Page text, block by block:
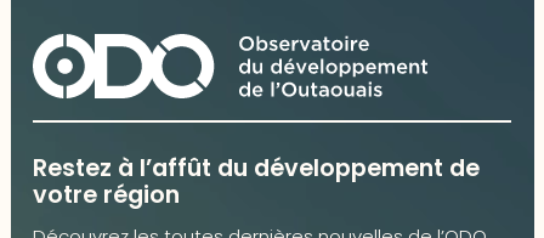
Restez à l’affût du développement de
votre région